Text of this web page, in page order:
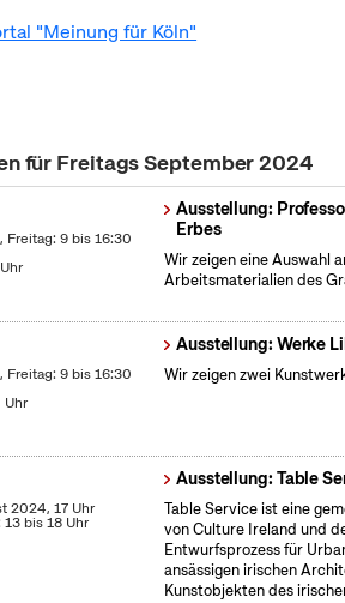
"Meinung für Köln"
für Freitags September 2024
Freitag: 9 bis 16:30
Ausstellung:
Erbes
Wir zeigen eine Auswahl
Arbeitsmaterialien des
Freitag: 9 bis 16:30
Uhr
Ausstellung: Werke
Wir zeigen zwei
2024, 17 Uhr
bis 18 Uhr
Ausstellung: Table
Table Service ist eine
von Culture Ireland und
Entwurfsprozess für
ansässigen irischen
Kunstobjekten des